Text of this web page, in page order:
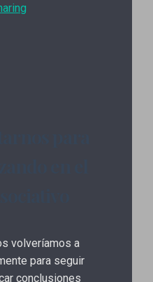
volveríamos a
para seguir
conclusiones